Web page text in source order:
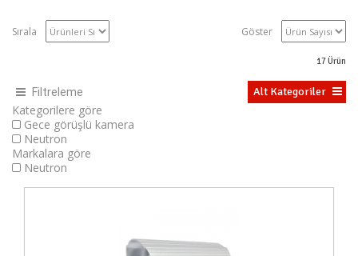
Sırala Göster
17Ürün
Filtreleme
Kategorilere göre
Gece görüşlü kamera
Neutron
Markalara göre
Neutron
Alt Kategoriler